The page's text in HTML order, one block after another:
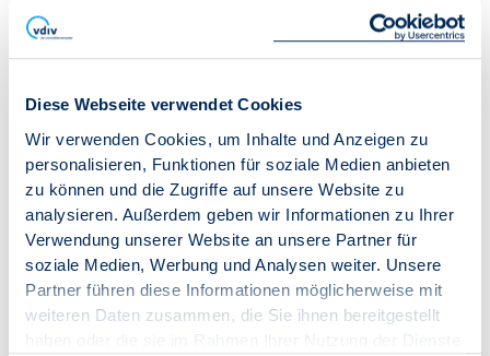
Diese Webseite verwendet Cookies
Wir verwenden Cookies, um Inhalte und Anzeigen zu
personalisieren, Funktionen für soziale Medien anbieten
zu können und die Zugriffe auf unsere Website zu
analysieren. Außerdem geben wir Informationen zu Ihrer
Verwendung unserer Website an unsere Partner für
soziale Medien, Werbung und Analysen weiter. Unsere
Partner führen diese Informationen möglicherweise mit
weiteren Daten zusammen, die Sie ihnen bereitgestellt
Die Veröffentlichung ist im Rahmen der
Nachhaltigkeitspartnerschaft von VDIV Deutschland
und EnBW entstanden. Ergänzend wird die Ladelösung
Einschätzung bis zum laufenden Betrieb begleitet. VDIV-
Mitglieder können dafür entweder eine kostenfreie
Angebotsindikation anfordern oder eine
Standortbegehung mit Konzeption und verbindlicher
Kalkulation zu Sonderkonditionen beauftragen.
Die Kurzinformation steht hier (nach Login) zum
kostenfreien Download bereit:
https://vdiv.de/publikationen/bundesfoerderung-